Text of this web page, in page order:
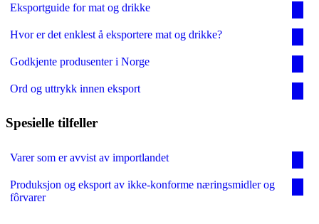
Eksportguide for mat og drikke
Hvor er det enklest å eksportere mat og drikke?
Godkjente produsenter i Norge
Ord og uttrykk innen eksport
Spesielle tilfeller
Varer som er avvist av importlandet
Produksjon og eksport av ikke-konforme næringsmidler og
fôrvarer